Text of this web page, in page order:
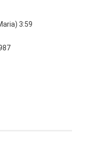
3:59